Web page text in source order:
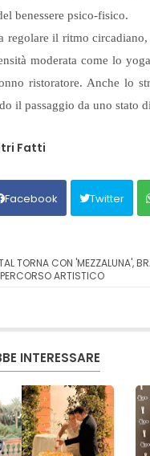
benessere psico-fisico.
regolare il ritmo
moderata come lo
ristoratore. Anche lo
il passaggio da uno stato
Fatti
Facebook Twitter
TORNA CON 'MEZZALUNA',
ARTISTICO
INTERESSARE